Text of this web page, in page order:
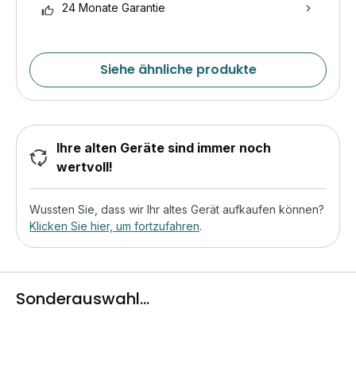
24 Monate Garantie
Siehe ähnliche produkte
Ihre alten Geräte sind immer noch
wertvoll!
Wussten Sie, dass wir Ihr altes Gerät aufkaufen können?
Klicken Sie hier, um fortzufahren.
Sonderauswahl...